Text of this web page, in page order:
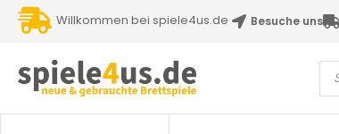
Willkommen bei spiele4us.de Besuche uns